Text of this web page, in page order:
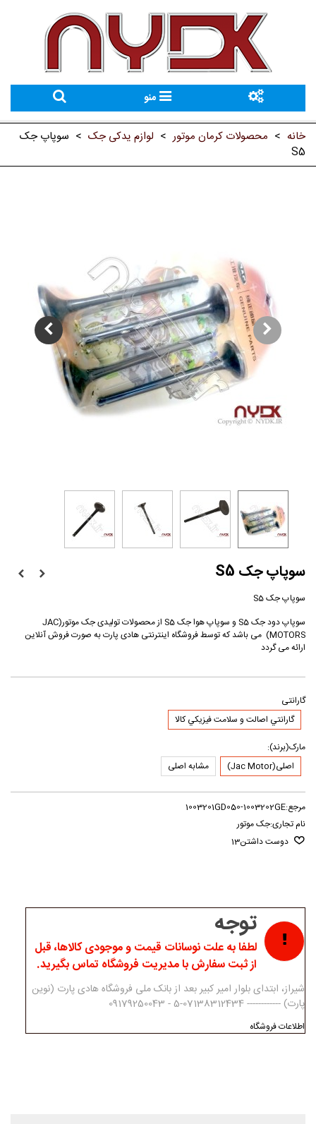
منو
خانه > محصولات کرمان موتور > لوازم یدکی جک > سوپاپ جک
S5
سوپاپ جک S5
سوپاپ جک S5
سوپاپ دود جک S5 و سوپاپ هوا جک S5 از محصولات تولیدی جک موتور(JAC
MOTORS) می باشد که توسط فروشگاه اینترنتی هادی پارت به صورت فروش آنلاین
ارائه می گردد
گارانتی
گارانتي اصالت و سلامت فيزيکي کالا
مارک(برند):
اصلی(Jac Motor)
مشابه اصلی
مرجع:1003201GD050-1003202GE
نام تجاری:جک موتور
دوست داشتن13
توجه
لطفا به علت نوسانات قیمت و موجودی کالاها، قبل
از ثبت سفارش با مدیریت فروشگاه تماس بگیرید.
شیراز، ابتدای بلوار امیر کبیر بعد از بانک ملی فروشگاه هادی پارت (نوین
پارت) ------------ 07138312434-5 - 09179250043
اطلاعات فروشگاه